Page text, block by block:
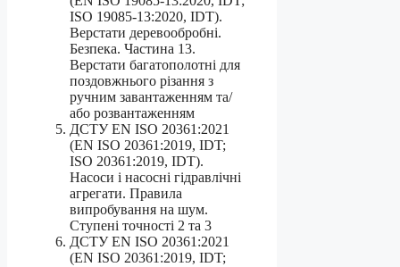
ISO 19085-13:2020, IDT).
Верстати деревообробні.
Безпека. Частина 13.
Верстати багатополотні для
поздовжнього різання з
ручним завантаженням та/
або розвантаженням
ДСТУ EN ISO 20361:2021
(EN ISO 20361:2019, IDT;
ISO 20361:2019, IDT).
Насоси і насосні гідравлічні
агрегати. Правила
випробування на шум.
Ступені точності 2 та 3
ДСТУ EN ISO 20361:2021
(EN ISO 20361:2019, IDT;